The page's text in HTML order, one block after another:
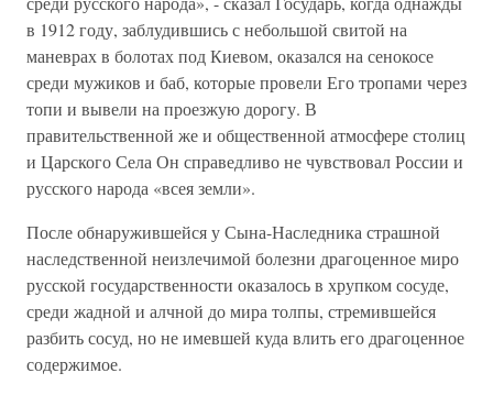
в 1912 году, заблудившись с небольшой свитой на
маневрах в болотах под Киевом, оказался на сенокосе
среди мужиков и баб, которые провели Его тропами через
топи и вывели на проезжую дорогу. В
правительственной же и общественной атмосфере столиц
и Царского Села Он справедливо не чувствовал России и
русского народа «всея земли».
После обнаружившейся у Сына-Наследника страшной
наследственной неизлечимой болезни драгоценное миро
русской государственности оказалось в хрупком сосуде,
среди жадной и алчной до мира толпы, стремившейся
разбить сосуд, но не имевшей куда влить его драгоценное
содержимое.